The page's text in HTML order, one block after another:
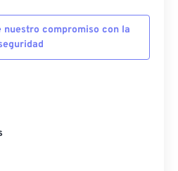
nuestro compromiso con la